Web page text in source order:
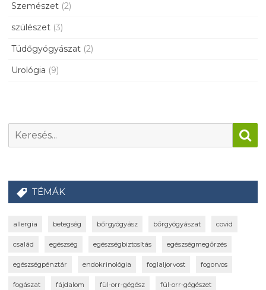
Szemészet (2)
szülészet (3)
Tüdőgyógyászat (2)
Urológia (9)
TÉMÁK
allergia betegség bőrgyógyász bőrgyógyászat covid
család egészség egészségbiztosítás egészségmegőrzés
egészségpénztár endokrinológia foglaljorvost fogorvos
fogászat fájdalom fül-orr-gégész fül-orr-gégészet